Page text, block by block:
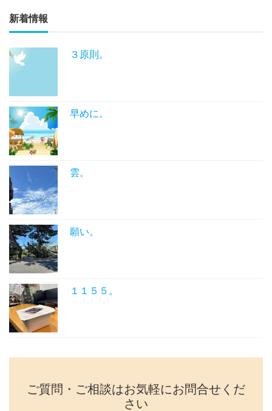
新着情報
３原則。
早めに。
雲。
願い。
１１５５。
ご質問・ご相談はお気軽にお問合せくだ
さい